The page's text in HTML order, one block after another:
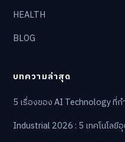
HEALTH
BLOG
บทความล่าสุด
5 เรื่องของ AI Technology ที่ก
Industrial 2026 : 5 เทคโนโล